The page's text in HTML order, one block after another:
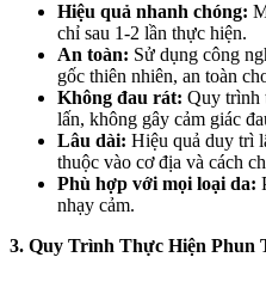
Hiệu quả nhanh chóng:
chỉ sau 1-2 lần thực hiện.
An toàn: Sử dụng công
gốc thiên nhiên, an toàn
Không đau rát: Quy trình
lấn, không gây cảm giác
Lâu dài: Hiệu quả duy trì
thuộc vào cơ địa và cách
Phù hợp với mọi loại da:
nhạy cảm.
3. Quy Trình Thực Hiện Phun